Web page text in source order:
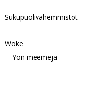
Sukupuolivähemmistöt
Woke
Yön meemejä